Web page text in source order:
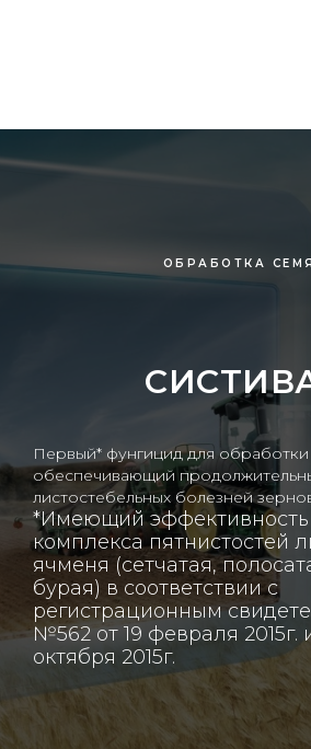
ОБРАБОТКА
Первый* фунгицид для обработки
обеспечивающий
листостебельных болезней
*Имеющий эффективность
комплекса пятнистостей
ячменя (сетчатая,
бурая) в соответствии с
регистрационным
№562 от 19 февраля 2015г.
октября 2015г.